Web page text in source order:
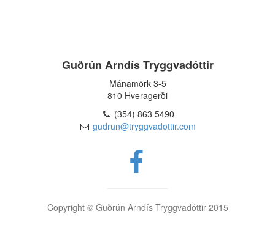
Guðrún Arndís Tryggvadóttir
Mánamörk 3-5
810 Hveragerði
(354) 863 5490
gudrun@tryggvadottir.com
Copyright © Guðrún Arndís Tryggvadóttir 2015